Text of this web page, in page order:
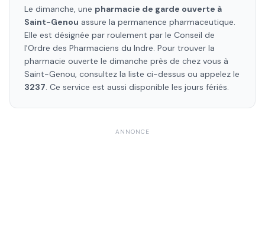
Le dimanche, une pharmacie de garde ouverte à
Saint-Genou assure la permanence pharmaceutique.
Elle est désignée par roulement par le Conseil de
l'Ordre des Pharmaciens du Indre. Pour trouver la
pharmacie ouverte le dimanche près de chez vous à
Saint-Genou, consultez la liste ci-dessus ou appelez le
3237. Ce service est aussi disponible les jours fériés.
ANNONCE